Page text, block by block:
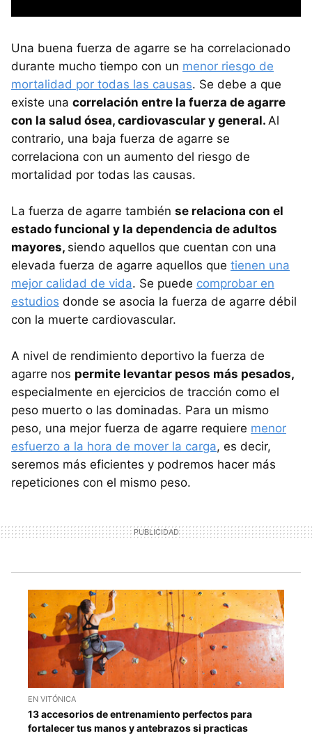
Una buena fuerza de agarre se ha correlacionado
durante mucho tiempo con un menor riesgo de
mortalidad por todas las causas. Se debe a que
existe una correlación entre la fuerza de agarre
con la salud ósea, cardiovascular y general. Al
contrario, una baja fuerza de agarre se
correlaciona con un aumento del riesgo de
mortalidad por todas las causas.
La fuerza de agarre también se relaciona con el
estado funcional y la dependencia de adultos
mayores, siendo aquellos que cuentan con una
elevada fuerza de agarre aquellos que tienen una
mejor calidad de vida. Se puede comprobar en
estudios donde se asocia la fuerza de agarre débil
con la muerte cardiovascular.
A nivel de rendimiento deportivo la fuerza de
agarre nos permite levantar pesos más pesados,
especialmente en ejercicios de tracción como el
peso muerto o las dominadas. Para un mismo
peso, una mejor fuerza de agarre requiere menor
esfuerzo a la hora de mover la carga, es decir,
seremos más eficientes y podremos hacer más
repeticiones con el mismo peso.
EN VITÓNICA
13 accesorios de entrenamiento perfectos para
fortalecer tus manos y antebrazos si practicas